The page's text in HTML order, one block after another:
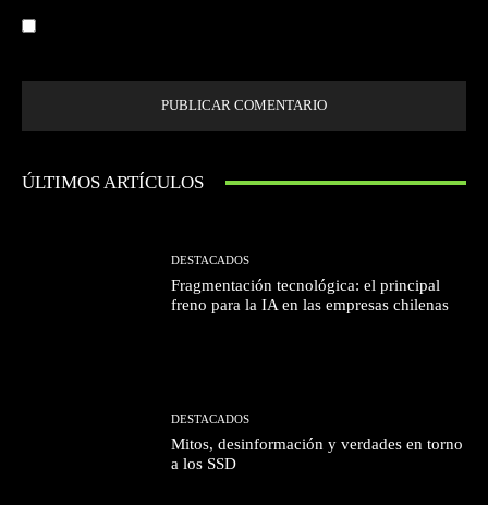
ÚLTIMOS ARTÍCULOS
DESTACADOS
Fragmentación tecnológica: el principal
freno para la IA en las empresas chilenas
DESTACADOS
Mitos, desinformación y verdades en torno
a los SSD